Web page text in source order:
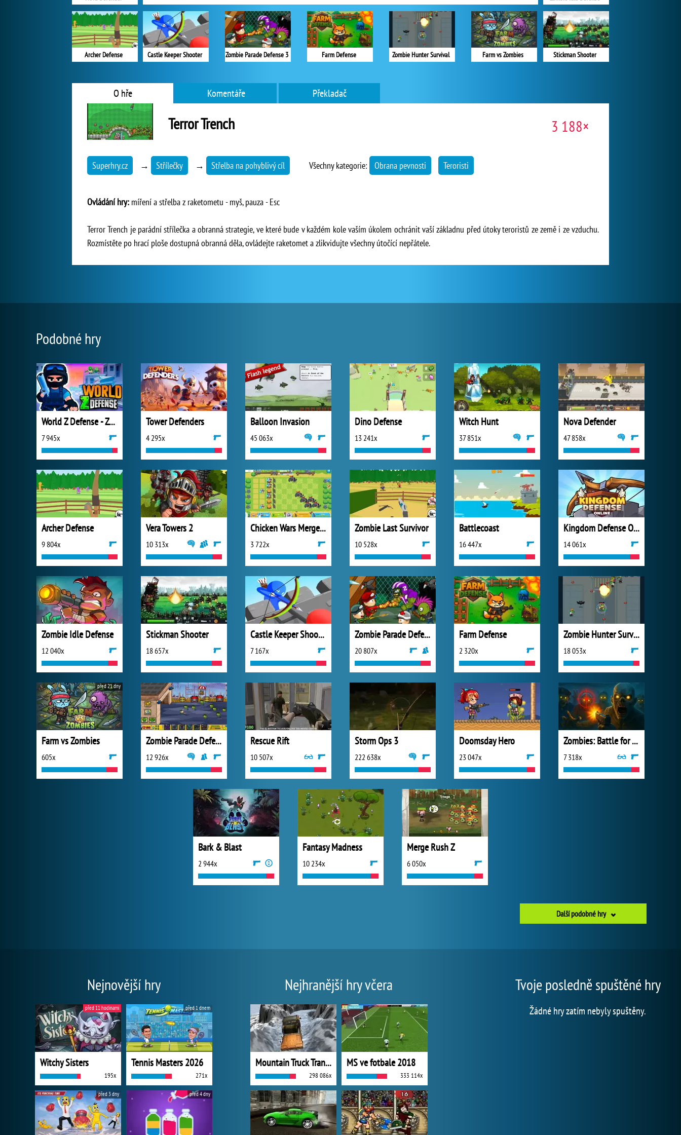
Archer Defense Stickman Shooter
Castle Keeper Shooter Zombie Parade Defense 3 Farm Defense Zombie Hunter Survival Farm vs Zombies
O hře Komentáře Překladač
Terror Trench 3 188×
Superhry.cz → Střílečky → Střelba na pohyblivý cíl Všechny kategorie: Obrana pevnosti Teroristi
Ovládání hry: míření a střelba z raketometu - myš, pauza - Esc
Terror Trench je parádní střílečka a obranná strategie, ve které bude v každém kole vaším úkolem ochránit vaší základnu před útoky teroristů ze země i ze vzduchu.
Rozmístěte po hrací ploše dostupná obranná děla, ovládejte raketomet a zlikvidujte všechny útočící nepřátele.
Podobné hry
World Z Defense - Zombie Defense
7 945x
Tower Defenders
4 295x
Balloon Invasion
45 063x
Dino Defense
13 241x
Witch Hunt
37 851x
Nova Defender
47 858x
Archer Defense
9 804x
Vera Towers 2
10 313x
Chicken Wars Merge Connect
3 722x
Zombie Last Survivor
10 528x
Battlecoast
16 447x
Kingdom Defense Online
14 061x
Zombie Idle Defense
12 040x
Stickman Shooter
18 657x
Castle Keeper Shooter
7 167x
Zombie Parade Defense 3
20 807x
Farm Defense
2 320x
Zombie Hunter Survival
18 053x
Farm vs Zombies
605x
před 21 dny
Zombie Parade Defense 2
12 926x
Rescue Rift
10 507x
Storm Ops 3
222 638x
Doomsday Hero
23 047x
Zombies: Battle for Survival
7 318x
Bark & Blast
2 944x
Fantasy Madness
10 234x
Merge Rush Z
6 050x
Další podobné hry
Nejnovější hry
Witchy Sisters
195x
před 11 hodinami
Tennis Masters 2026
271x
před 1 dnem
před 3 dny před 4 dny
Nejhranější hry včera
Mountain Truck Transport
298 086x
MS ve fotbale 2018
333 114x
Tvoje posledně spuštěné hry
Žádné hry zatím nebyly spuštěny.